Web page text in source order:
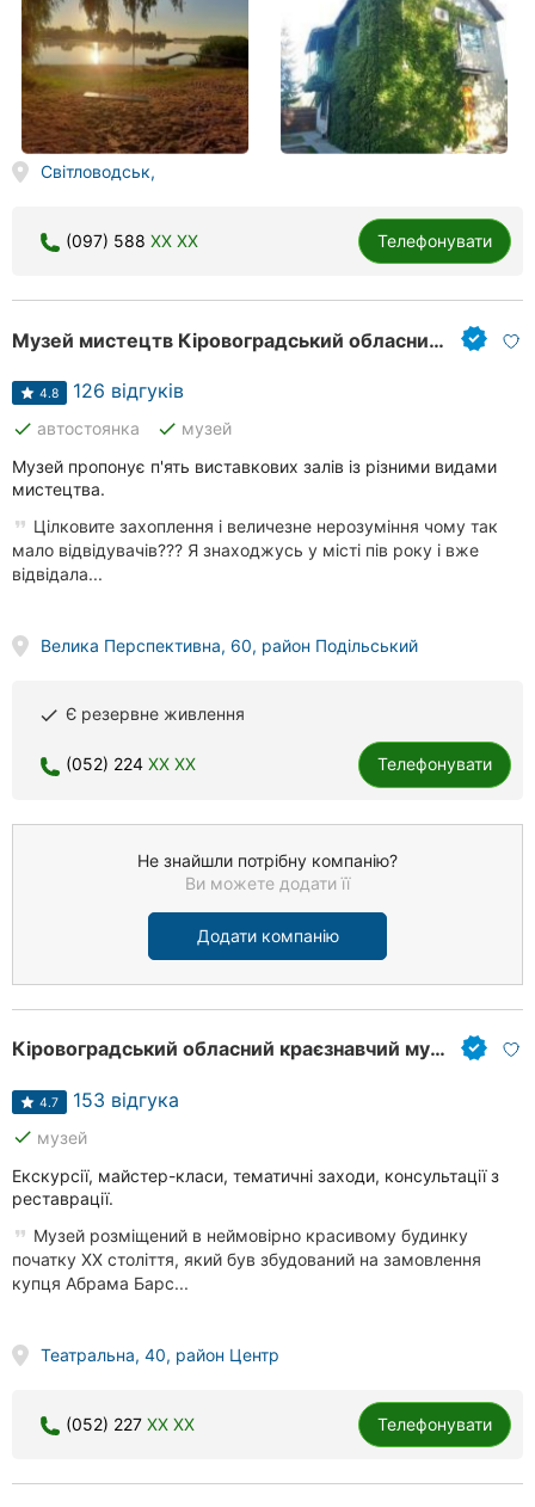
Світловодськ,
(097) 588 XX XX Телефонувати
Музей мистецтв Кіровоградський обласний художній музей
4.8 126 відгуків
done автостоянка done музей
Музей пропонує п'ять виставкових залів із різними видами
мистецтва.
Цілковите захоплення і величезне нерозуміння чому так
мало відвідувачів??? Я знаходжусь у місті пів року і вже
відвідала...
Велика Перспективна, 60, район Подільський
done Є резервне живлення
(052) 224 XX XX Телефонувати
Не знайшли потрібну компанію?
Ви можете додати її
Додати компанію
Кіровоградський обласний краєзнавчий музей
4.7 153 відгука
done музей
Екскурсії, майстер-класи, тематичні заходи, консультації з
реставрації.
Музей розміщений в неймовірно красивому будинку
початку ХХ століття, який був збудований на замовлення
купця Абрама Барс...
Театральна, 40, район Центр
(052) 227 XX XX Телефонувати